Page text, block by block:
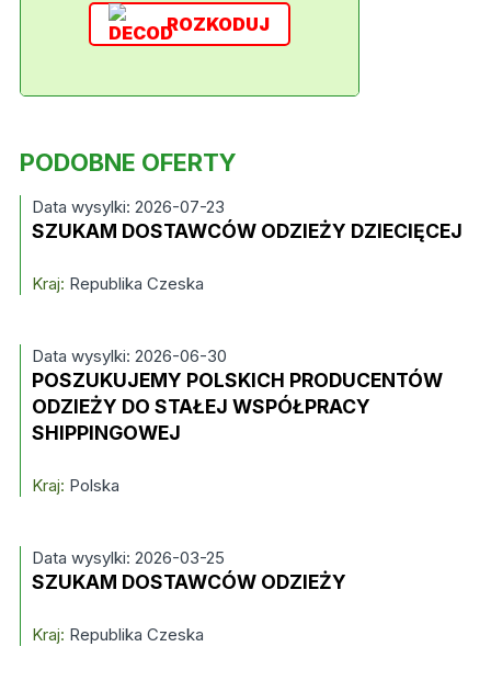
ROZKODUJ
PODOBNE OFERTY
Data wysylki: 2026-07-23
SZUKAM DOSTAWCÓW ODZIEŻY DZIECIĘCEJ
Kraj: Republika Czeska
Data wysylki: 2026-06-30
POSZUKUJEMY POLSKICH PRODUCENTÓW
ODZIEŻY DO STAŁEJ WSPÓŁPRACY
SHIPPINGOWEJ
Kraj: Polska
Data wysylki: 2026-03-25
SZUKAM DOSTAWCÓW ODZIEŻY
Kraj: Republika Czeska